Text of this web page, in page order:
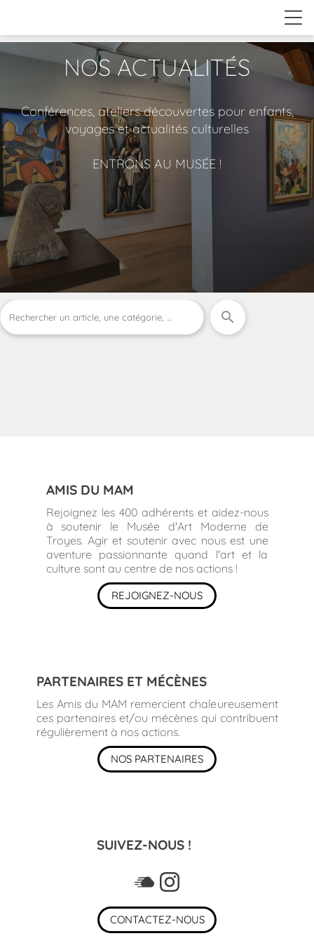
NOS ACTUALITÉS
Conférences, ateliers découvertes pour enfants,
voyages et actualités culturelles
ENTRONS AU MUSÉE !
search
AMIS DU MAM
Rejoignez les 400 adhérents et aidez-nous
à soutenir le Musée d'Art Moderne de
Troyes. Agir et soutenir avec nous est une
aventure passionnante quand l'art et la
culture sont au centre de nos actions !
REJOIGNEZ-NOUS
PARTENAIRES ET MÉCÈNES
Les Amis du MAM remercient chaleureusement
ces partenaires et/ou mécènes qui contribuent
régulièrement à nos actions.
NOS PARTENAIRES
SUIVEZ-NOUS !
CONTACTEZ-NOUS